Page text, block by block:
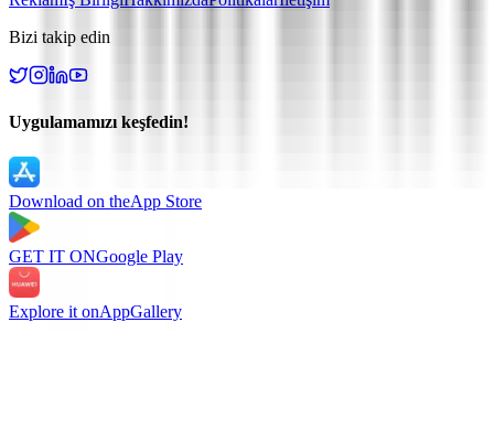
Bizi takip edin
Uygulamamızı keşfedin!
Download on theApp Store
GET IT ONGoogle Play
Explore it onAppGallery